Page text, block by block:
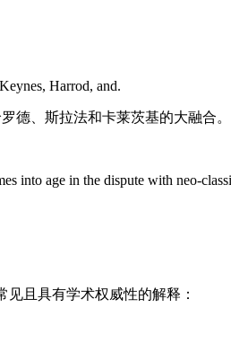
Harrod, and.
德、斯拉法和卡莱茨基的大融合。
into age in the dispute with neo-
见且具有学术权威性的解释：